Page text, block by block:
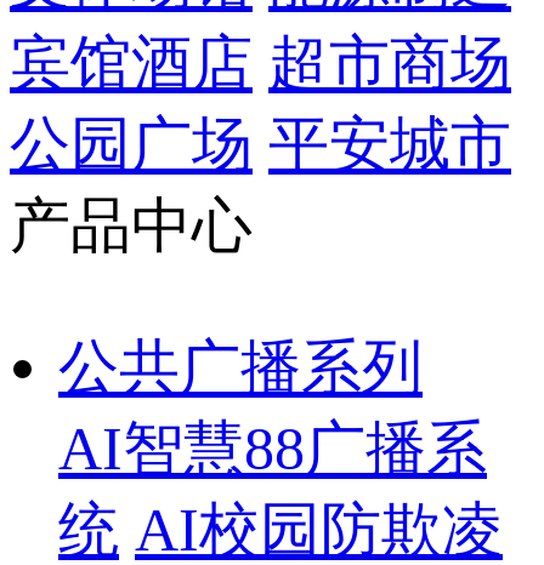
宾馆酒店 超市商场
公园广场 平安城市
产品中心
公共广播系列
AI智慧88广播系
统 AI校园防欺凌